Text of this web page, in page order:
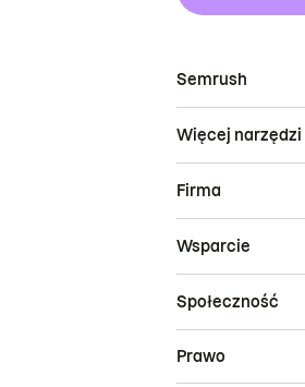
Semrush
Więcej narzędzi
Firma
Wsparcie
Społeczność
Prawo